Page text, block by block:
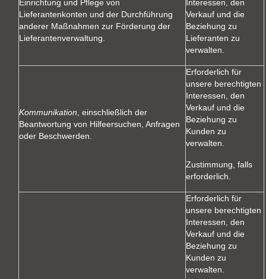
Einrichtung und Pflege von
Lieferantenkonten und der Durchführung
anderer Maßnahmen zur Förderung der
Lieferantenverwaltung.
Interessen, den
Verkauf und die
Beziehung zu
Lieferanten zu
verwalten.
Kommunikation , einschließlich der
Beantwortung von Hilfeersuchen, Anfragen
oder Beschwerden.
Erforderlich für
unsere berechtigten
Interessen, den
Verkauf und die
Beziehung zu
Kunden zu
verwalten.
Zustimmung, falls
erforderlich.
Erforderlich für
unsere berechtigten
Interessen, den
Verkauf und die
Beziehung zu
Kunden zu
verwalten.